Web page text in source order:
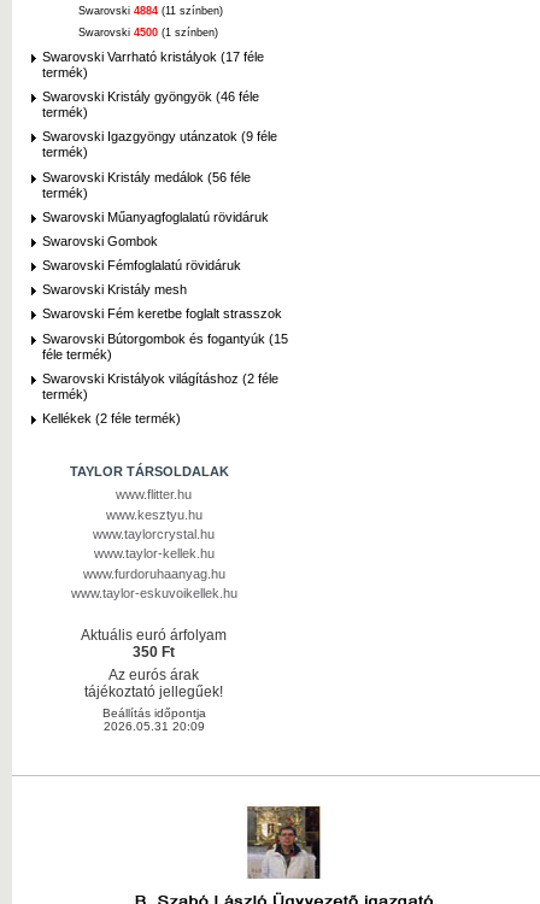
Swarovski 4884 (11 színben)
Swarovski 4500 (1 színben)
Swarovski Varrható kristályok (17 féle
termék)
Swarovski Kristály gyöngyök (46 féle
termék)
Swarovski Igazgyöngy utánzatok (9 féle
termék)
Swarovski Kristály medálok (56 féle
termék)
Swarovski Műanyagfoglalatú rövidáruk
Swarovski Gombok
Swarovski Fémfoglalatú rövidáruk
Swarovski Kristály mesh
Swarovski Fém keretbe foglalt strasszok
Swarovski Bútorgombok és fogantyúk (15
féle termék)
Swarovski Kristályok világításhoz (2 féle
termék)
Kellékek (2 féle termék)
TAYLOR TÁRSOLDALAK
www.flitter.hu
www.kesztyu.hu
www.taylorcrystal.hu
www.taylor-kellek.hu
www.furdoruhaanyag.hu
www.taylor-eskuvoikellek.hu
Aktuális euró árfolyam
350 Ft
Az eurós árak
tájékoztató jellegűek!
Beállítás időpontja
2026.05.31 20:09